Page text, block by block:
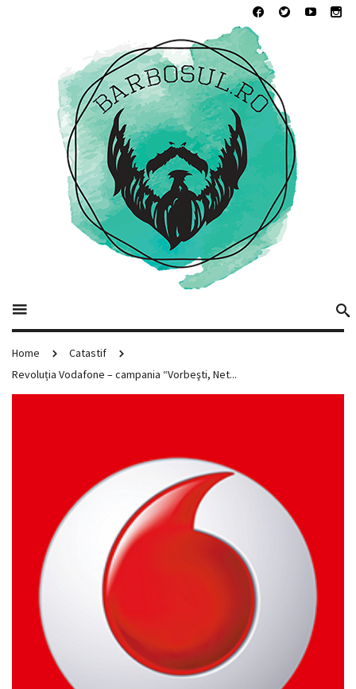
Home
Catastif
Revoluția Vodafone – campania “Vorbeşti, Net...